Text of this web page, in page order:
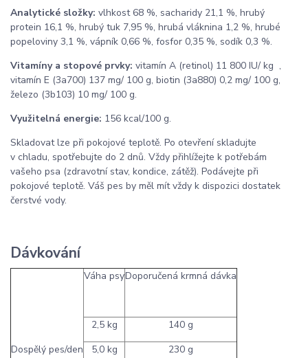
Analytické složky: vlhkost 68 %, sacharidy 21,1 %, hrubý
protein 16,1 %, hrubý tuk 7,95 %, hrubá vláknina 1,2 %, hrubé
popeloviny 3,1 %, vápník 0,66 %, fosfor 0,35 %, sodík 0,3 %.
Vitamíny a stopové prvky: vitamín A (retinol) 11 800 IU/ kg ,
vitamín E (3a700) 137 mg/ 100 g, biotin (3a880) 0,2 mg/ 100 g,
železo (3b103) 10 mg/ 100 g.
Využitelná energie: 156 kcal/100 g.
Skladovat lze při pokojové teplotě. Po otevření skladujte
v chladu, spotřebujte do 2 dnů. Vždy přihlížejte k potřebám
vašeho psa (zdravotní stav, kondice, zátěž). Podávejte při
pokojové teplotě. Váš pes by měl mít vždy k dispozici dostatek
čerstvé vody.
Dávkování
Dospělý pes/den
Váha psyDoporučená krmná dávka
2,5 kg
140 g
5,0 kg
230 g